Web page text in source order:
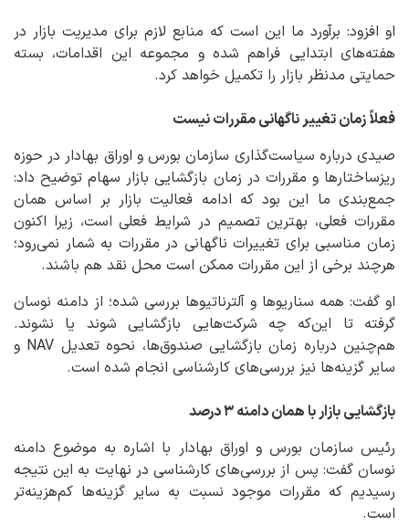
او افزود: برآورد ما این است که منابع لازم برای مدیریت بازار در
هفته‌های ابتدایی فراهم شده و مجموعه این اقدامات، بسته
حمایتی مدنظر بازار را تکمیل خواهد کرد.
فعلاً زمان تغییر ناگهانی مقررات نیست
صیدی درباره سیاست‌گذاری سازمان بورس و اوراق بهادار در حوزه
ریزساختارها و مقررات در زمان بازگشایی بازار سهام توضیح داد:
جمع‌بندی ما این بود که ادامه فعالیت بازار بر اساس همان
مقررات فعلی، بهترین تصمیم در شرایط فعلی است، زیرا اکنون
زمان مناسبی برای تغییرات ناگهانی در مقررات به شمار نمی‌رود؛
هرچند برخی از این مقررات ممکن است محل نقد هم باشند.
او گفت: همه سناریوها و آلترناتیوها بررسی شده؛ از دامنه نوسان
گرفته تا این‌که چه شرکت‌هایی بازگشایی شوند یا نشوند.
هم‌چنین درباره زمان بازگشایی صندوق‌ها، نحوه تعدیل NAV و
سایر گزینه‌ها نیز بررسی‌های کارشناسی انجام شده است.
بازگشایی بازار با همان دامنه ۳ درصد
رئیس سازمان بورس و اوراق بهادار با اشاره به موضوع دامنه
نوسان گفت: پس از بررسی‌های کارشناسی در نهایت به این نتیجه
رسیدیم که مقررات موجود نسبت به سایر گزینه‌ها کم‌هزینه‌تر
است.